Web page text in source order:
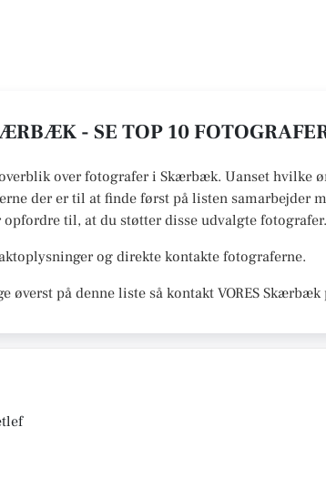
- SE TOP 10
over fotografer i Skærbæk. Uanset
der er til at finde først på listen samarbejder
til, at du støtter disse udvalgte fotografer.
og direkte kontakte fotograferne.
øverst på denne liste så kontakt VORES